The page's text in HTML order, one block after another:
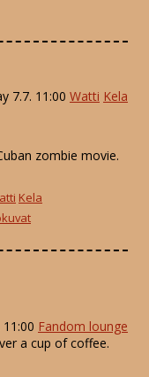
7.7. 11:00 Watti Kela
zombie movie.
Kela
11:00 Fandom lounge
a cup of coffee.